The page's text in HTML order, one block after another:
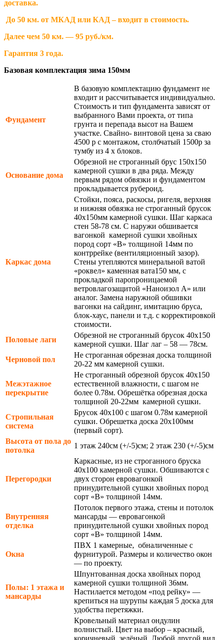
доставка.
До 50 км. от МКАД или КАД – входит в стоимость.
Далее чем 50 км. — 95 руб./км.
Гарантия 3 года.
Базовая комплектация зима 150мм
Фундамент
В базовую комплектацию фундамент не
входит и рассчитывается индивидуально.
Стоимость и тип фундамента зависят от
выбранного Вами проекта, от типа
грунта и перепада высот на Вашем
участке. Свайно- винтовой цена за сваю
4500 р с монтажом, столбчатый 1500р за
тумбу из 4 х блоков.
Основание дома
Обрезной не строганный брус 150х150
камерной сушки в два ряда. Между
первым рядом обвязки и фундаментом
прокладывается рубероид.
Каркас дома
Стойки, пояса, раскосы, ригеля, верхняя
и нижняя обвязка не строганный брусок
40х150мм камерной сушки. Шаг каркаса
стен 58-78 см. С наружи обшивается
вагонкой камерной сушки хвойных
пород сорт «В» толщиной 14мм по
контррейке (вентиляционный зазор).
Стены утепляются минеральной ватой
«роквел» каменная вата150 мм, с
прокладкой паропроницаемой
ветровлагозащитой «Наноизол А» или
аналог. Замена наружной обшивки
вагонки на сайдинг, имитацию бруса,
блок-хаус, панели и т.д. с корректировкой
стоимости.
Половые лаги
Обрезной не строганный брусок 40х150
камерной сушки. Шаг лаг – 58 — 78см.
Черновой пол
Не строганная обрезная доска толщиной
20-22 мм камерной сушки.
Межэтажное
перекрытие
Не строганный обрезной брусок 40х150
естественной влажности, с шагом не
более 0.78м. Обрешётка обрезная доска
толщиной 20-22мм камерной сушки.
Стропильная
система
Брусок 40х100 с шагом 0.78м камерной
сушки. Обрешетка доска 20х100мм
(первый сорт).
Высота от пола до
потолка
1 этаж 240см (+/-5)см; 2 этаж 230 (+/-5)см
Перегородки
Каркасные, из не строганного бруска
40х100 камерной сушки. Обшиваются с
двух сторон евровагонкой
принудительной сушки хвойных пород
сорт «В» толщиной 14мм.
Внутренняя
отделка
Потолок первого этажа, стены и потолок
мансарды — евровагонкой
принудительной сушки хвойных пород
сорт «В» толщиной 14мм.
Окна
ПВХ 1 камерные, обналиченные с
фурнитурой. Размеры и количество окон
— по проекту.
Полы: 1 этажа и
мансарды
Шпунтованная доска хвойных пород
камерной сушки толщиной 36мм.
Настилается методом «под рейку» —
крепиться на шурупы каждая 5 доска для
удобства перетяжки.
Кровельный материал ондулин
волнистый. Цвет на выбор – красный,
коричневый, зелёный. Любой другой вид